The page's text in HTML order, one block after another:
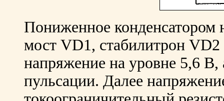
Пониженное
мост VD1, стабилитрон
напряжение на уровне 5,6 В,
пульсации. Далее